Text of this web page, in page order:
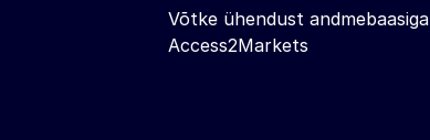
Võtke ühendust andmebaasiga
Access2Markets